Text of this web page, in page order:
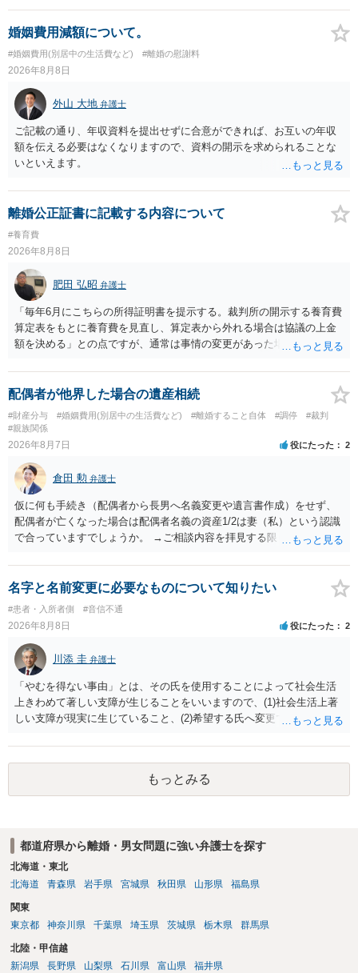
婚姻費用減額について。
#婚姻費用(別居中の生活費など) #離婚の慰謝料
2026年8月8日
外山 大地 弁護士
ご記載の通り、年収資料を提出せずに合意ができれば、お互いの年収
額を伝える必要はなくなりますので、資料の開示を求められることな
いといえます。
離婚公正証書に記載する内容について
#養育費
2026年8月8日
肥田 弘昭 弁護士
「毎年6月にこちらの所得証明書を提示する。裁判所の開示する養育費
算定表をもとに養育費を見直し、算定表から外れる場合は協議の上金
額を決める」との点ですが、通常は事情の変更があった場合に変更し
来なかった事情の変更により双方協議の上増減出来る」と「通知義務
に勤務先」が含まれているので、私に収入が入った事は相手に通知が
行く事になり、上記のような文言が無くても養育費の見直しは適宜出
来るかと思うのですが違うのでしょうか？との点はそのとおりかと思
います。養育費は事情の変更があった場合に変更するので毎年見直す
配偶者が他界した場合の遺産相続
#財産分与 #婚姻費用(別居中の生活費など) #離婚すること自体 #調停
#裁判
#親族関係
2026年8月7日 役にたった 2
倉田 勲 弁護士
仮に何も手続き（配偶者から長男へ名義変更や遺言書作成）をせず、
配偶者が亡くなった場合は配偶者名義の資産1/2は妻（私）という認識
で合っていますでしょうか。 →ご相談内容を拝見する限りでは、その
完全に所有する場合は、他の相続人に対して自宅の評価額の１/２の代
償金の支払いが必要になります。
名字と名前変更に必要なものについて知りたい
#患者・入所者側 #音信不通
2026年8月8日 役にたった 2
川添 圭 弁護士
「やむを得ない事由」とは、その氏を使用することによって社会生活
上きわめて著しい支障が生じることをいいますので、(1)社会生活上著
しい支障が現実に生じていること、(2)希望する氏へ変更できればその
できるかどうかがポイントです。 記録中に現れた一切の事情が判断対
象ですので、上記(1)と(2)を説明できる資料は全て（ただし理路整然
に）提出することが必要になります。「フラッシュバック」とのこと
なので、例えば、医学上確立されているPTSDの診断基準に合致した説
護士へ依頼しても苦労することが強く予想されるところです。、もし
本人申立てをお考えであれば、医学知識はもちろん法律知識も要求さ
れますので、性急な申立てをせず、知識と資料をしっかりと揃えて、
もっとみる
都道府県から離婚・男女問題に強い弁護士を探す
北海道・東北
北海道
青森県 岩手県 宮城県 秋田県 山形県 福島県
関東
東京都
神奈川県 千葉県 埼玉県 茨城県 栃木県 群馬県
北陸・甲信越
新潟県
長野県 山梨県 石川県 富山県 福井県